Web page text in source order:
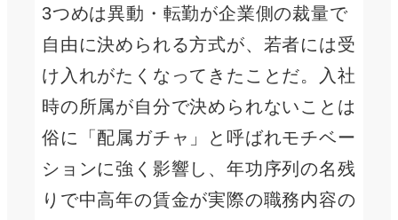
3つめは異動・転勤が企業側の裁量で
自由に決められる方式が、若者には受
け入れがたくなってきたことだ。入社
時の所属が自分で決められないことは
俗に「配属ガチャ」と呼ばれモチベー
ションに強く影響し、年功序列の名残
りで中高年の賃金が実際の職務内容の